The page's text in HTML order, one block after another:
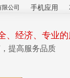
公司 手机应用
、经济、专业
提高服务品质